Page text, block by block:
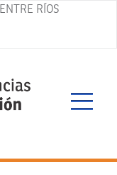
RÍOS
asd